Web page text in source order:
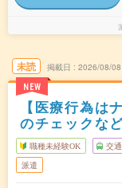
未読
NEW
掲載日 2026/08/08
【医療行為は
のチェックな
職種未経験OK 交
派遣